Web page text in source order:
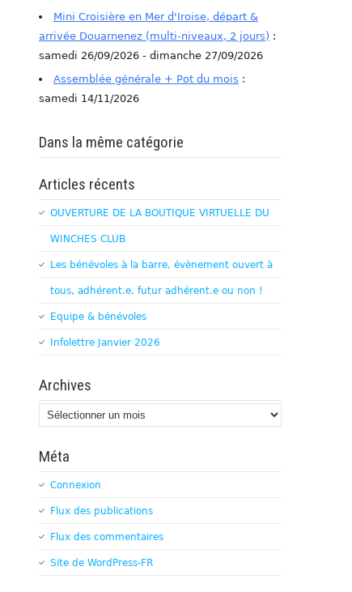
Mini Croisière en Mer d'Iroise, départ &
arrivée Douarnenez (multi-niveaux, 2 jours) :
samedi 26/09/2026 - dimanche 27/09/2026
Assemblée générale + Pot du mois :
samedi 14/11/2026
Dans la même catégorie
Articles récents
OUVERTURE DE LA BOUTIQUE VIRTUELLE DU
WINCHES CLUB
Les bénévoles à la barre, évènement ouvert à
tous, adhérent.e, futur adhérent.e ou non !
Equipe & bénévoles
Infolettre Janvier 2026
Archives
Archives
Méta
Connexion
Flux des publications
Flux des commentaires
Site de WordPress-FR